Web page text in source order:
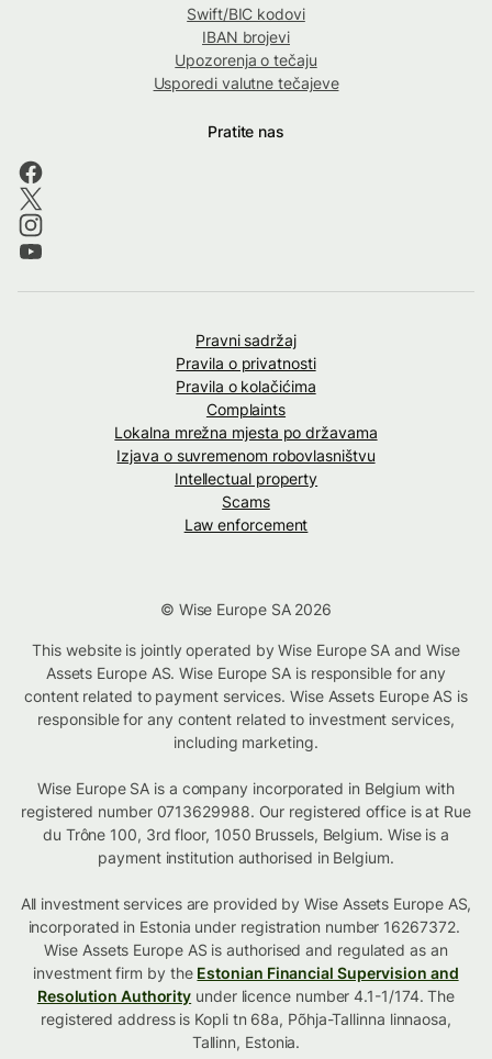
Swift/BIC kodovi
IBAN brojevi
Upozorenja o tečaju
Usporedi valutne tečajeve
Pratite nas
Pravni sadržaj
Pravila o privatnosti
Pravila o kolačićima
Complaints
Lokalna mrežna mjesta po državama
Izjava o suvremenom robovlasništvu
Intellectual property
Scams
Law enforcement
© Wise Europe SA 2026
This website is jointly operated by Wise Europe SA and Wise
Assets Europe AS. Wise Europe SA is responsible for any
content related to payment services. Wise Assets Europe AS is
responsible for any content related to investment services,
including marketing.
Wise Europe SA is a company incorporated in Belgium with
registered number 0713629988. Our registered office is at Rue
du Trône 100, 3rd floor, 1050 Brussels, Belgium. Wise is a
payment institution authorised in Belgium.
All investment services are provided by Wise Assets Europe AS,
incorporated in Estonia under registration number 16267372.
Wise Assets Europe AS is authorised and regulated as an
investment firm by the Estonian Financial Supervision and
Resolution Authority under licence number 4.1-1/174. The
registered address is Kopli tn 68a, Põhja-Tallinna linnaosa,
Tallinn, Estonia.